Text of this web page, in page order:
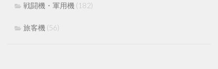
戦闘機・軍用機 (182)
旅客機 (56)